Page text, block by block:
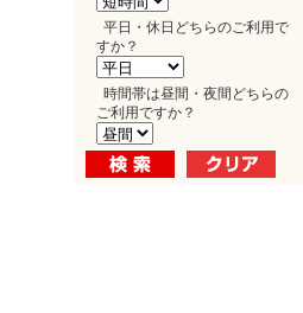
平日・休日どちらのご利用で
すか？
時間帯は昼間・夜間どちらの
ご利用ですか？